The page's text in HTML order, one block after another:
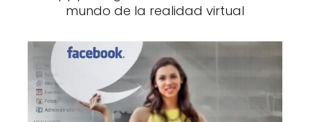
mundo de la realidad virtual